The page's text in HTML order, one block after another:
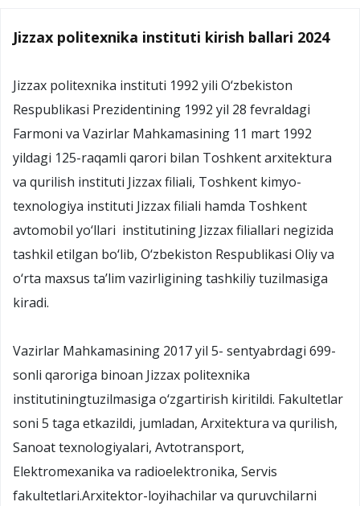
Jizzax politexnika instituti kirish ballari 2024
Jizzax politexnika instituti 1992 yili O‘zbekiston
Respublikasi Prezidentining 1992 yil 28 fevraldagi
Farmoni va Vazirlar Mahkamasining 11 mart 1992
yildagi 125-raqamli qarori bilan Toshkent arxitektura
va qurilish instituti Jizzax filiali, Toshkent kimyo-
texnologiya instituti Jizzax filiali hamda Toshkent
avtomobil yo‘llari institutining Jizzax filiallari negizida
tashkil etilgan bo‘lib, O‘zbekiston Respublikasi Oliy va
o‘rta maxsus ta’lim vazirligining tashkiliy tuzilmasiga
kiradi.
Vazirlar Mahkamasining 2017 yil 5- sentyabrdagi 699-
sonli qaroriga binoan Jizzax politexnika
institutiningtuzilmasiga o‘zgartirish kiritildi. Fakultetlar
soni 5 taga etkazildi, jumladan, Arxitektura va qurilish,
Sanoat texnologiyalari, Avtotransport,
Elektromexanika va radioelektronika, Servis
fakultetlari.Arxitektor-loyihachilar va quruvchilarni